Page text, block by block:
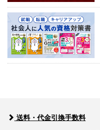
送料・代金引換手数料